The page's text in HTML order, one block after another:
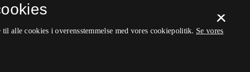
×
alle cookies i overensstemmelse med vores cookiepolitik. Se vores